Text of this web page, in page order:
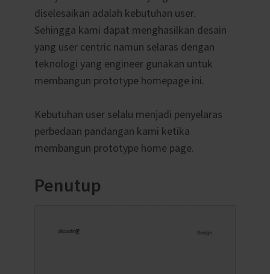
diselesaikan adalah kebutuhan user.
Sehingga kami dapat menghasilkan desain
yang user centric namun selaras dengan
teknologi yang engineer gunakan untuk
membangun prototype homepage ini.
Kebutuhan user selalu menjadi penyelaras
perbedaan pandangan kami ketika
membangun prototype home page.
Penutup